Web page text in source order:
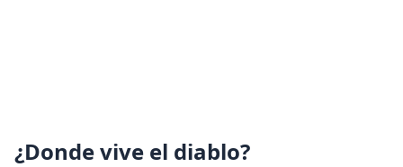
¿Donde vive el diablo?